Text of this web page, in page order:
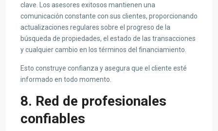
clave. Los asesores exitosos mantienen una
comunicación constante con sus clientes, proporcionando
actualizaciones regulares sobre el progreso de la
búsqueda de propiedades, el estado de las transacciones
y cualquier cambio en los términos del financiamiento.
Esto construye confianza y asegura que el cliente esté
informado en todo momento.
8. Red de profesionales
confiables